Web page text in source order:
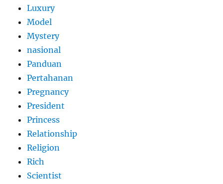
Luxury
Model
Mystery
nasional
Panduan
Pertahanan
Pregnancy
President
Princess
Relationship
Religion
Rich
Scientist